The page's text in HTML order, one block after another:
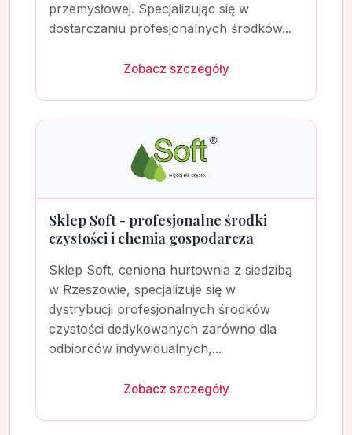
przemysłowej. Specjalizując się w
dostarczaniu profesjonalnych środków...
Zobacz szczegóły
Sklep Soft - profesjonalne środki
czystości i chemia gospodarcza
Sklep Soft, ceniona hurtownia z siedzibą
w Rzeszowie, specjalizuje się w
dystrybucji profesjonalnych środków
czystości dedykowanych zarówno dla
odbiorców indywidualnych,...
Zobacz szczegóły